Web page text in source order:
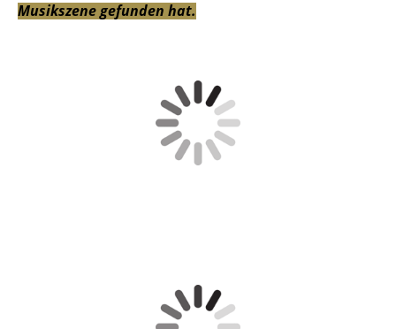
Musikszene gefunden hat.